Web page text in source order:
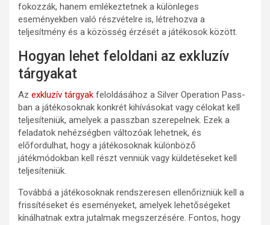
fokozzák, hanem emlékeztetnek a különleges
eseményekben való részvételre is, létrehozva a
teljesítmény és a közösség érzését a játékosok között.
Hogyan lehet feloldani az exkluzív
tárgyakat
Az exkluzív tárgyak feloldásához a Silver Operation Pass-
ban a játékosoknak konkrét kihívásokat vagy célokat kell
teljesíteniük, amelyek a passzban szerepelnek. Ezek a
feladatok nehézségben változóak lehetnek, és
előfordulhat, hogy a játékosoknak különböző
játékmódokban kell részt venniük vagy küldetéseket kell
teljesíteniük.
Továbbá a játékosoknak rendszeresen ellenőrizniük kell a
frissítéseket és eseményeket, amelyek lehetőségeket
kínálhatnak extra jutalmak megszerzésére. Fontos, hogy